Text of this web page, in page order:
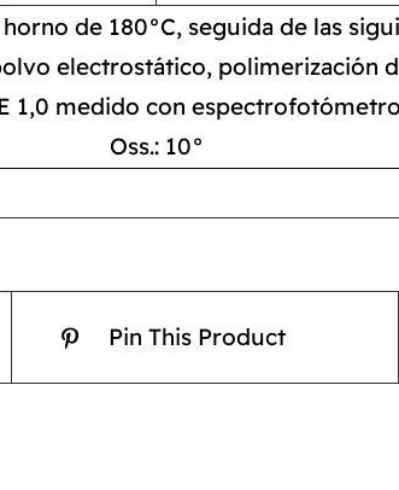
de 180°C, seguida de las
electrostático, polimerización
1,0 medido con
Oss.: 10°
Pin This Product